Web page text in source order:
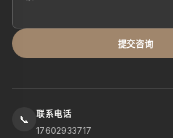
提交咨询
📞 联系电话
17602933717